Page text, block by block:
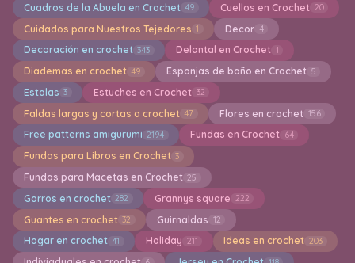
Cuadros de la Abuela en Crochet 49 Cuellos en Crochet 20
Cuidados para Nuestros Tejedores 1 Decor 4
Decoración en crochet 343 Delantal en Crochet 1
Diademas en crochet 49 Esponjas de baño en Crochet 5
Estolas 3 Estuches en Crochet 32
Faldas largas y cortas a crochet 47 Flores en crochet 156
Free patterns amigurumi 2194 Fundas en Crochet 64
Fundas para Libros en Crochet 3
Fundas para Macetas en Crochet 25
Gorros en crochet 282 Grannys square 222
Guantes en crochet 32 Guirnaldas 12
Hogar en crochet 41 Holiday 211 Ideas en crochet 203